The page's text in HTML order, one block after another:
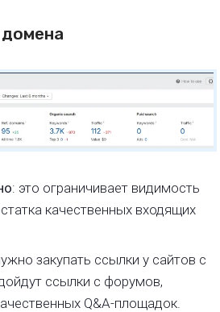
: это ограничивает видимость
качественных входящих
закупать ссылки у сайтов с
ссылки с форумов,
Q&A-площадок.